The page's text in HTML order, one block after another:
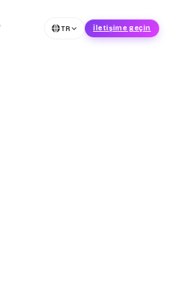
TR İletişime geçin